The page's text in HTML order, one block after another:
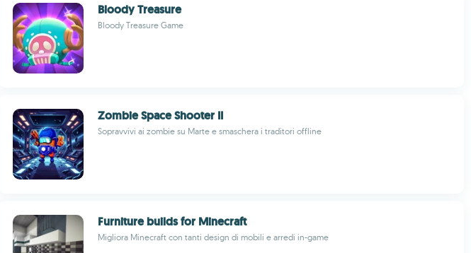
Bloody Treasure
Bloody Treasure Game
Zombie Space Shooter II
Sopravvivi ai zombie su Marte e smaschera i traditori offline
Furniture builds for Minecraft
Migliora Minecraft con tanti design di mobili e arredi in-game